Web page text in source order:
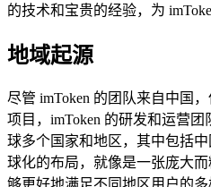
的技术和宝贵的经验，为
地域起源
尽管 imToken 的团队来自中国
项目，imToken 的研发和运营
球多个国家和地区，其中包括
球化的布局，就像是一张庞大